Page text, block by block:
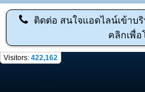
ติดต่อ สนใจแอดไลน์เข้าบ
คลิกเพื่อ
Visitors: 422,162